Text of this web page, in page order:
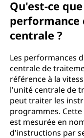
Qu'est-ce
performance
centrale ?
Les performances
centrale de
référence à la
l'unité centrale de
peut traiter les
programmes.
est mesurée en
d'instructions par